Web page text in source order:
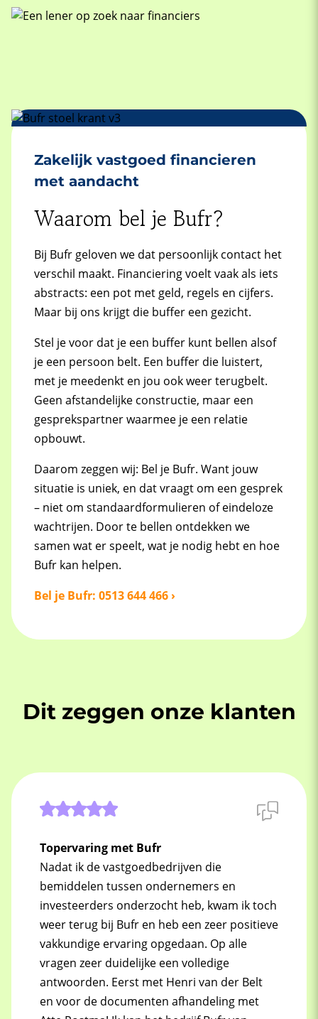
Zakelijk vastgoed financieren
met aandacht
Waarom bel je Bufr?
Bij Bufr geloven we dat persoonlijk contact het
verschil maakt. Financiering voelt vaak als iets
abstracts: een pot met geld, regels en cijfers.
Maar bij ons krijgt die buffer een gezicht.
Stel je voor dat je een buffer kunt bellen alsof
je een persoon belt. Een buffer die luistert,
met je meedenkt en jou ook weer terugbelt.
Geen afstandelijke constructie, maar een
gesprekspartner waarmee je een relatie
opbouwt.
Daarom zeggen wij: Bel je Bufr. Want jouw
situatie is uniek, en dat vraagt om een gesprek
– niet om standaardformulieren of eindeloze
wachtrijen. Door te bellen ontdekken we
samen wat er speelt, wat je nodig hebt en hoe
Bufr kan helpen.
Bel je Bufr: 0513 644 466 ›
Dit zeggen onze klanten
Topervaring met Bufr
Nadat ik de vastgoedbedrijven die
bemiddelen tussen ondernemers en
investeerders onderzocht heb, kwam ik toch
weer terug bij Bufr en heb een zeer positieve
vakkundige ervaring opgedaan. Op alle
vragen zeer duidelijke een volledige
antwoorden. Eerst met Henri van der Belt
en voor de documenten afhandeling met